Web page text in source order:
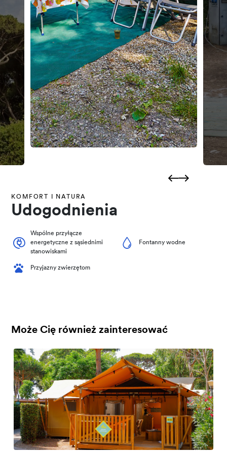
KOMFORT I NATURA
Udogodnienia
Wspólne przyłącze
energetyczne z sąsiednimi
stanowiskami
Fontanny wodne
Przyjazny zwierzętom
Może Cię również zainteresować